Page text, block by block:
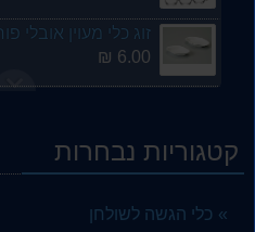
6.00 ₪
קטגוריות נבחרות
כלי הגשה לשולחן